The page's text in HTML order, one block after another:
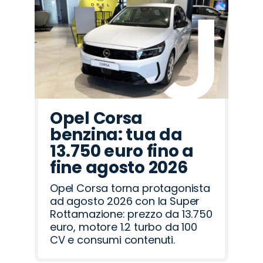
Fiat
Lancia
Seat
Mazda
Jaecoo
Alfa
Romeo
Jeep
Opel
Peugeot
Land
Rover
Cupra
Omoda
Abarth
Hyundai
Citroën
Opel Corsa
benzina: tua da
13.750 euro fino a
fine agosto 2026
Opel Corsa torna protagonista
ad agosto 2026 con la Super
Rottamazione: prezzo da 13.750
euro, motore 1.2 turbo da 100
CV e consumi contenuti.